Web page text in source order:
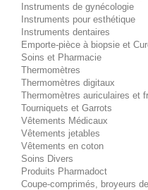
Instruments de gynécologie
Instruments pour esthétique
Instruments dentaires
Emporte-pièce à biopsie et
Soins et Pharmacie
Thermomètres
Thermomètres digitaux
Thermomètres auriculaires et
Tourniquets et Garrots
Vêtements Médicaux
Vêtements jetables
Vêtements en coton
Soins Divers
Produits Pharmadoct
Coupe-comprimés, broyeurs